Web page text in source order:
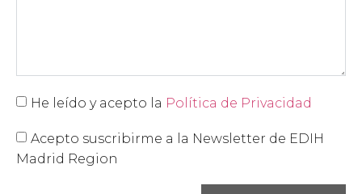
He leído y acepto la Política de Privacidad
Acepto suscribirme a la Newsletter de EDIH
Madrid Region